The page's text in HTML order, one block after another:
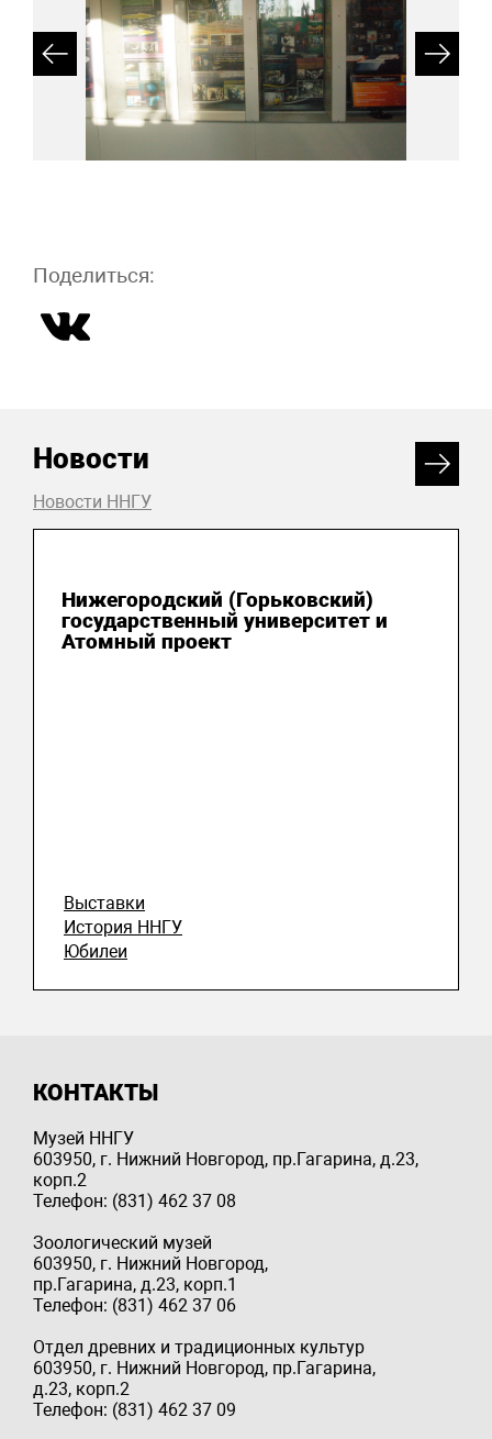
Поделиться:
Новости
Новости ННГУ
Нижегородский (Горьковский)
государственный университет и
Атомный проект
Выставки
История ННГУ
Юбилеи
КОНТАКТЫ
Музей ННГУ
603950, г. Нижний Новгород, пр.Гагарина, д.23,
корп.2
Телефон: (831) 462 37 08
Зоологический музей
603950, г. Нижний Новгород,
пр.Гагарина, д.23, корп.1
Телефон: (831) 462 37 06
Отдел древних и традиционных культур
603950, г. Нижний Новгород, пр.Гагарина,
д.23, корп.2
Телефон: (831) 462 37 09